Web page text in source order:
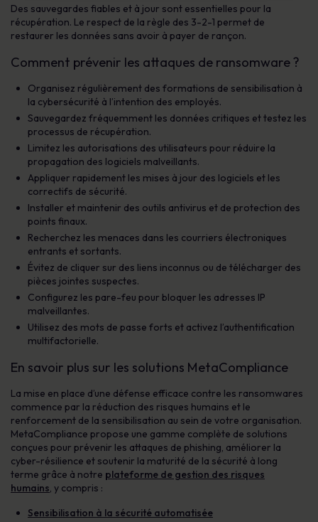
Des sauvegardes fiables et à jour sont essentielles pour la
récupération. Le respect de la règle des 3-2-1 permet de
restaurer les données sans avoir à payer de rançon.
Comment prévenir les attaques de ransomware ?
Organisez régulièrement des formations de sensibilisation à
la cybersécurité à l’intention des employés.
Sauvegardez fréquemment les données critiques et testez les
processus de récupération.
Limitez les autorisations des utilisateurs pour réduire la
propagation des logiciels malveillants.
Appliquer rapidement les mises à jour des logiciels et les
correctifs de sécurité.
Installer et maintenir des outils antivirus et de protection des
points finaux.
Recherchez les menaces dans les courriers électroniques
entrants et sortants.
Évitez de cliquer sur des liens inconnus ou de télécharger des
pièces jointes suspectes.
Configurez les pare-feu pour bloquer les adresses IP
malveillantes.
Utilisez des mots de passe forts et activez l’authentification
multifactorielle.
En savoir plus sur les solutions MetaCompliance
La mise en place d’une défense efficace contre les ransomwares
commence par la réduction des risques humains et le
renforcement de la sensibilisation au sein de votre organisation.
MetaCompliance propose une gamme complète de solutions
conçues pour prévenir les attaques de phishing, améliorer la
cyber-résilience et soutenir la maturité de la sécurité à long
terme grâce à notre plateforme de gestion des risques
humains, y compris :
Sensibilisation à la sécurité automatisée